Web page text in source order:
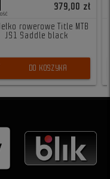
379,00 zł
rowerowe Title MTB
JS1 Saddle black
DO KOSZYKA